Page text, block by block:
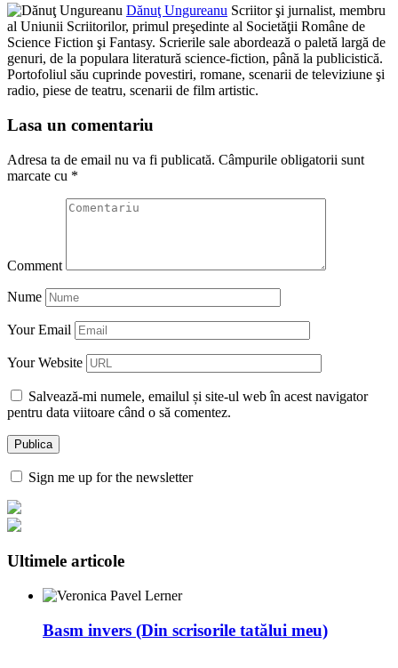
Dănuţ Ungureanu Scriitor şi jurnalist, membru
al Uniunii Scriitorilor, primul preşedinte al Societăţii Române de
Science Fiction şi Fantasy. Scrierile sale abordează o paletă largă de
genuri, de la populara literatură science-fiction, până la publicistică.
Portofoliul său cuprinde povestiri, romane, scenarii de televiziune şi
radio, piese de teatru, scenarii de film artistic.
Lasa un comentariu
Adresa ta de email nu va fi publicată. Câmpurile obligatorii sunt
marcate cu *
Comment
Nume
Your Email
Your Website
Salvează-mi numele, emailul și site-ul web în acest navigator
pentru data viitoare când o să comentez.
Sign me up for the newsletter
Ultimele articole
Basm invers (Din scrisorile tatălui meu)